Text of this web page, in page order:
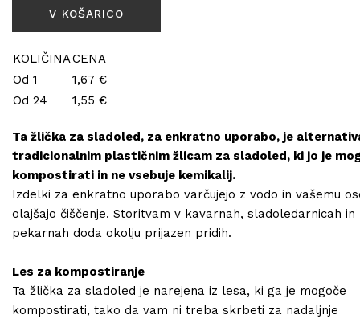
KOLIČINACENA
Od 1
1,67 €
Od 24
1,55 €
Ta žlička za sladoled, za enkratno uporabo, je
tradicionalnim plastičnim žlicam za sladoled, ki jo je
kompostirati in ne vsebuje kemikalij.
Izdelki za enkratno uporabo varčujejo z vodo in vašemu
olajšajo čiščenje. Storitvam v kavarnah, sladoledarnicah in
pekarnah doda okolju prijazen pridih.
Les za kompostiranje
Ta žlička za sladoled je narejena iz lesa, ki ga je mogoče
kompostirati, tako da vam ni treba skrbeti za nadaljnje